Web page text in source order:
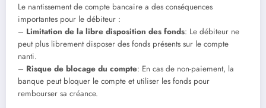
Le nantissement de compte bancaire a des conséquences
importantes pour le débiteur :
– Limitation de la libre disposition des fonds: Le débiteur ne
peut plus librement disposer des fonds présents sur le compte
nanti.
– Risque de blocage du compte: En cas de non-paiement, la
banque peut bloquer le compte et utiliser les fonds pour
rembourser sa créance.